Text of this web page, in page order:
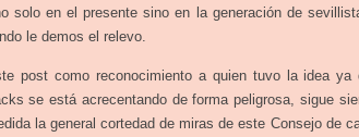
solo en el presente sino en la generación de
le demos el relevo.
post como reconocimiento a quien tuvo la idea ya
se está acrecentando de forma peligrosa, sigue
la general cortedad de miras de este Consejo de